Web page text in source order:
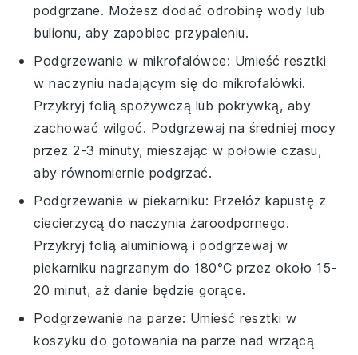
podgrzane. Możesz dodać odrobinę wody lub
bulionu, aby zapobiec przypaleniu.
Podgrzewanie w mikrofalówce: Umieść resztki
w naczyniu nadającym się do mikrofalówki.
Przykryj folią spożywczą lub pokrywką, aby
zachować wilgoć. Podgrzewaj na średniej mocy
przez 2-3 minuty, mieszając w połowie czasu,
aby równomiernie podgrzać.
Podgrzewanie w piekarniku: Przełóż kapustę z
ciecierzycą do naczynia żaroodpornego.
Przykryj folią aluminiową i podgrzewaj w
piekarniku nagrzanym do 180°C przez około 15-
20 minut, aż danie będzie gorące.
Podgrzewanie na parze: Umieść resztki w
koszyku do gotowania na parze nad wrzącą